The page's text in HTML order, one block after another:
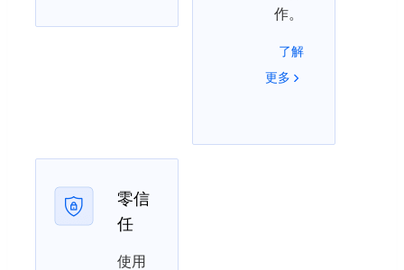
作。
了解
更多
零信
任
使用